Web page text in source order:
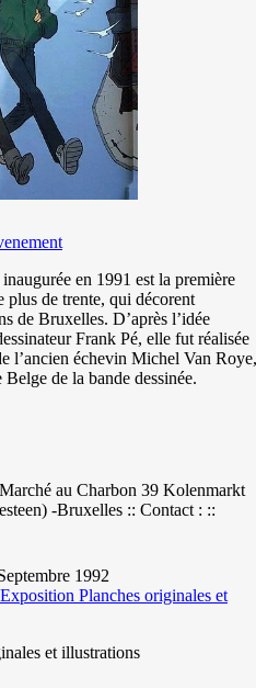
en 1991 est la première
plus de trente, qui décorent
de Bruxelles. D’après l’idée
Frank Pé, elle fut réalisée
l’ancien échevin Michel Van Roye,
Belge de la bande dessinée.
au Charbon 39 Kolenmarkt
-Bruxelles :: Contact : ::
1992
Exposition Planches originales et
et illustrations